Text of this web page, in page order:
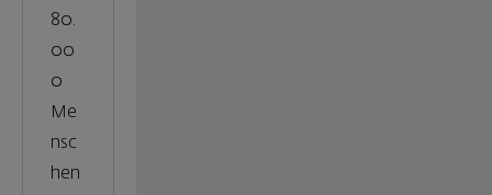
80.
00
0
Me
nsc
hen